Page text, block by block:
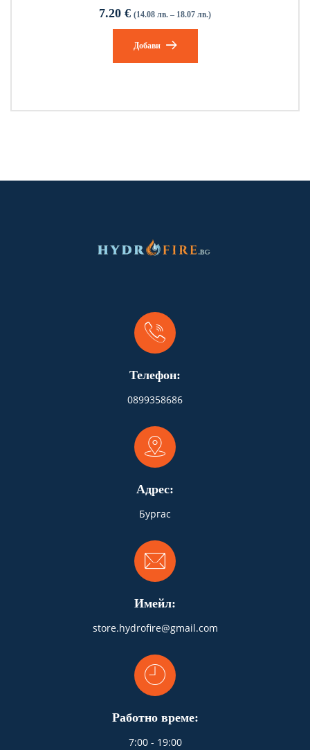
7.20 € (14.08 лв. – 18.07 лв.)
Добави
Телефон:
0899358686
Адрес:
Бургас
Имейл:
store.hydrofire@gmail.com
Работно време:
7:00 - 19:00